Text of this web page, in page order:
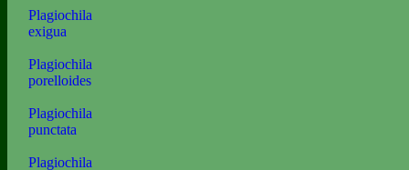
Plagiochila
exigua
Plagiochila
porelloides
Plagiochila
punctata
Plagiochila